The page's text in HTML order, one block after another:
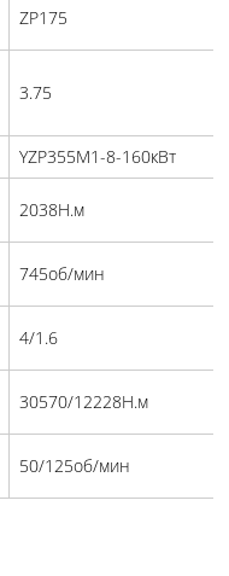
ZP175
3.75
YZP355M1-8-160кВт
2038Н.м
745об/мин
4/1.6
30570/12228Н.м
50/125об/мин